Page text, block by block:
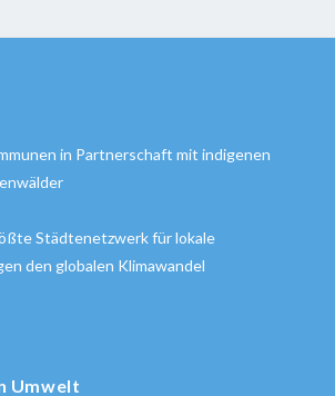
in Partnerschaft mit indigenen
Städtenetzwerk für lokale
den globalen Klimawandel
Umwelt